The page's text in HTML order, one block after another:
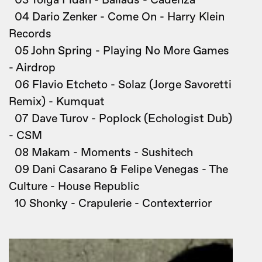
04 Dario Zenker - Come On - Harry Klein
Records
05 John Spring - Playing No More Games
- Airdrop
06 Flavio Etcheto - Solaz (Jorge Savoretti
Remix) - Kumquat
07 Dave Turov - Poplock (Echologist Dub)
- CSM
08 Makam - Moments - Sushitech
09 Dani Casarano & Felipe Venegas - The
Culture - House Republic
10 Shonky - Crapulerie - Contexterrior